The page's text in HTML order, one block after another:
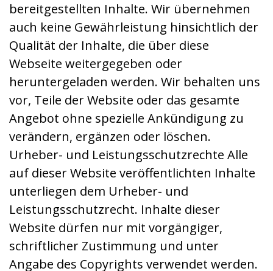
bereitgestellten Inhalte. Wir übernehmen
auch keine Gewährleistung hinsichtlich der
Qualität der Inhalte, die über diese
Webseite weitergegeben oder
heruntergeladen werden. Wir behalten uns
vor, Teile der Website oder das gesamte
Angebot ohne spezielle Ankündigung zu
verändern, ergänzen oder löschen.
Urheber- und Leistungsschutzrechte Alle
auf dieser Website veröffentlichten Inhalte
unterliegen dem Urheber- und
Leistungsschutzrecht. Inhalte dieser
Website dürfen nur mit vorgängiger,
schriftlicher Zustimmung und unter
Angabe des Copyrights verwendet werden.